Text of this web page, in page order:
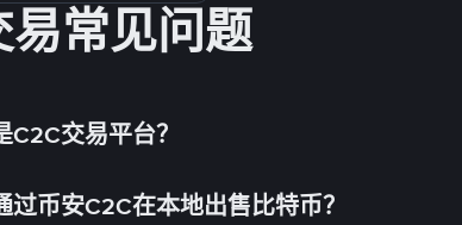
易常见问题
C2C交易平台？
过币安C2C在本地出售比特币？